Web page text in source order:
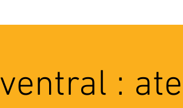
: